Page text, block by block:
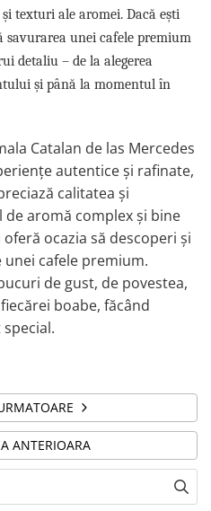
texturi ale aromei. Dacă ești
savurarea unei cafele premium
detaliu – de la alegerea
și până la momentul în
Catalan de las Mercedes
autentice și rafinate,
calitatea și
aromă complex și bine
ocazia să descoperi și
cafele premium.
de gust, de povestea,
boabe, făcând
ANTERIOARA